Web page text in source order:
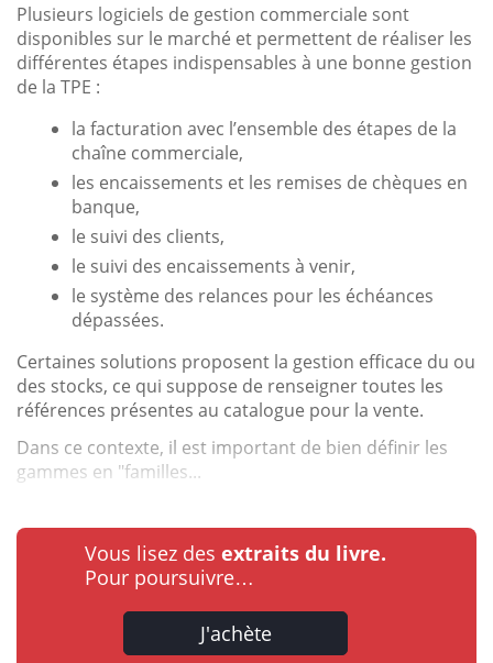
Plusieurs logiciels de gestion commerciale sont
disponibles sur le marché et permettent de réaliser les
différentes étapes indispensables à une bonne gestion
de la TPE :
la facturation avec l’ensemble des étapes de la
chaîne commerciale,
les encaissements et les remises de chèques en
banque,
le suivi des clients,
le suivi des encaissements à venir,
le système des relances pour les échéances
dépassées.
Certaines solutions proposent la gestion efficace du ou
des stocks, ce qui suppose de renseigner toutes les
références présentes au catalogue pour la vente.
Dans ce contexte, il est important de bien définir les
gammes en "familles...
Vous lisez des extraits du livre.
Pour poursuivre…
J'achète